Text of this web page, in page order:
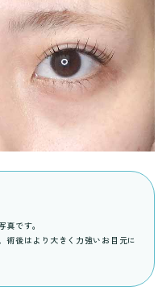
です。
術後はより大きく力強いお目元に